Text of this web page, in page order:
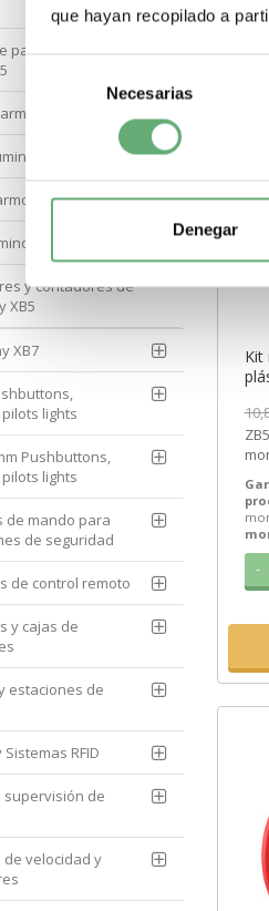
que hayan recopilado a
de
consentimiento
Necesarias
Denegar
Kit
-
parada de emergencia
XB5
Harmony XB5
XB5
Harmony XB5
y contadores de
XB5
XB7
lights
Pushbuttons,
lights
de mando para
de seguridad
de control remoto
y cajas de
estaciones de
RFID
supervisión de
velocidad y